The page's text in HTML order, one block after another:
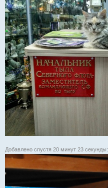
Добавлено спустя 20 минут 23 секунды: